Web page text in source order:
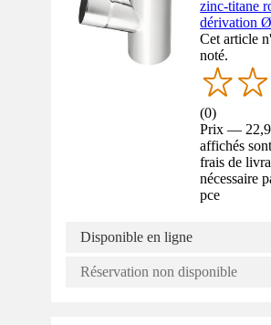
zinc-titane
dérivation
Cet article
noté.
(0)
Prix —
affichés
frais de
nécessaire
pce
Disponible en ligne
Réservation non disponible